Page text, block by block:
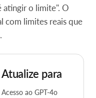
atingir o limite". O
com limites reais que
Atualize para
Acesso ao GPT-4o